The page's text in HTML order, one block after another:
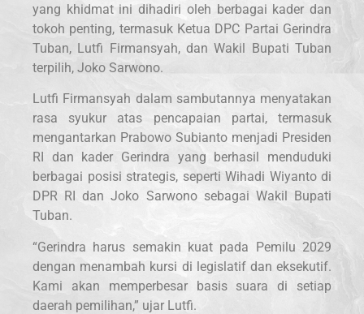
yang khidmat ini dihadiri oleh berbagai kader dan
tokoh penting, termasuk Ketua DPC Partai Gerindra
Tuban, Lutfi Firmansyah, dan Wakil Bupati Tuban
terpilih, Joko Sarwono.
Lutfi Firmansyah dalam sambutannya menyatakan
rasa syukur atas pencapaian partai, termasuk
mengantarkan Prabowo Subianto menjadi Presiden
RI dan kader Gerindra yang berhasil menduduki
berbagai posisi strategis, seperti Wihadi Wiyanto di
DPR RI dan Joko Sarwono sebagai Wakil Bupati
Tuban.
“Gerindra harus semakin kuat pada Pemilu 2029
dengan menambah kursi di legislatif dan eksekutif.
Kami akan memperbesar basis suara di setiap
daerah pemilihan,” ujar Lutfi.